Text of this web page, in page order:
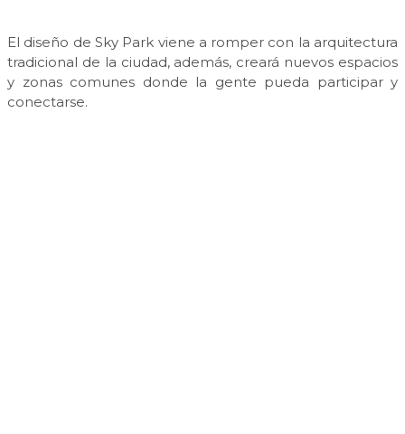
El diseño de Sky Park viene a romper con la arquitectura
tradicional de la ciudad, además, creará nuevos espacios
y zonas comunes donde la gente pueda participar y
conectarse.